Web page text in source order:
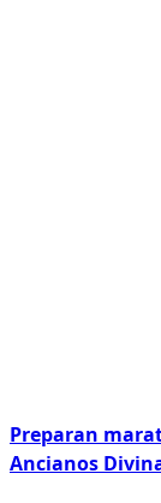
Preparan
Ancianos